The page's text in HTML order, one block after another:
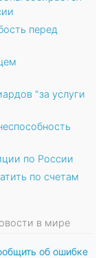
перед
"за услуги
по России
по счетам
в мире
об ошибке